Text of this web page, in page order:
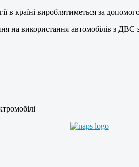
в країні вироблятиметься за
на використання автомобілів з ДВС